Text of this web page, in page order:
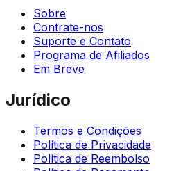
Sobre
Contrate-nos
Suporte e Contato
Programa de Afiliados
Em Breve
Jurídico
Termos e Condições
Política de Privacidade
Política de Reembolso